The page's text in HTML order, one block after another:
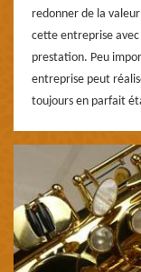
redonner de la
cette entreprise avec
prestation. Peu
entreprise peut
toujours en parfait